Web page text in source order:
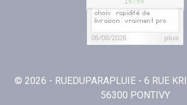
© 2026 - RUEDUPARAPLUIE - 6 RUE
56300 PONTIVY